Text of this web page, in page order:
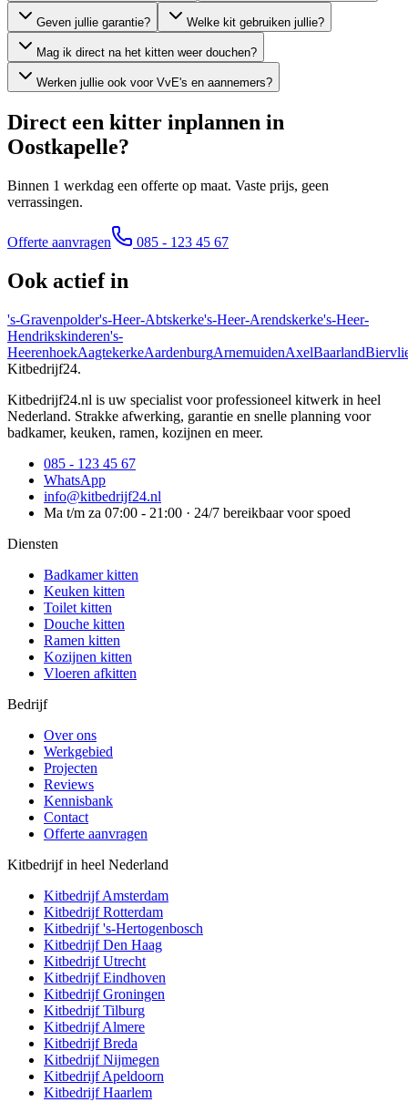
Geven jullie garantie? Welke kit gebruiken jullie?
Mag ik direct na het kitten weer douchen?
Werken jullie ook voor VvE's en aannemers?
Direct een kitter inplannen in
Oostkapelle?
Binnen 1 werkdag een offerte op maat. Vaste prijs, geen
verrassingen.
Offerte aanvragen 085 - 123 45 67
Ook actief in
's-Gravenpolder's-Heer-Abtskerke's-Heer-Arendskerke's-Heer-
Hendrikskinderen's-
HeerenhoekAagtekerkeAardenburgArnemuidenAxelBaarland
Kitbedrijf24.
Kitbedrijf24.nl is uw specialist voor professioneel kitwerk in heel
Nederland. Strakke afwerking, garantie en snelle planning voor
badkamer, keuken, ramen, kozijnen en meer.
085 - 123 45 67
WhatsApp
info@kitbedrijf24.nl
Ma t/m za 07:00 - 21:00 · 24/7 bereikbaar voor spoed
Diensten
Badkamer kitten
Keuken kitten
Toilet kitten
Douche kitten
Ramen kitten
Kozijnen kitten
Vloeren afkitten
Bedrijf
Over ons
Werkgebied
Projecten
Reviews
Kennisbank
Contact
Offerte aanvragen
Kitbedrijf in heel Nederland
KitbedrijfAmsterdam
KitbedrijfRotterdam
Kitbedrijf's-Hertogenbosch
KitbedrijfDen Haag
KitbedrijfUtrecht
KitbedrijfEindhoven
KitbedrijfGroningen
KitbedrijfTilburg
KitbedrijfAlmere
KitbedrijfBreda
KitbedrijfNijmegen
KitbedrijfApeldoorn
KitbedrijfHaarlem